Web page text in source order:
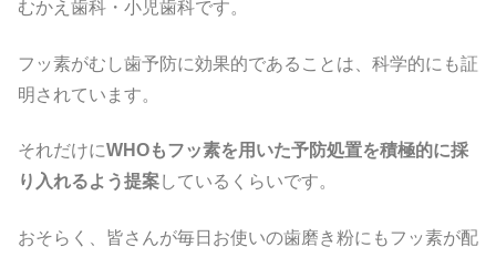
むかえ歯科・小児歯科です。
フッ素がむし歯予防に効果的であることは、科学的にも証
明されています。
それだけにWHOもフッ素を用いた予防処置を積極的に採
り入れるよう提案しているくらいです。
おそらく、皆さんが毎日お使いの歯磨き粉にもフッ素が配